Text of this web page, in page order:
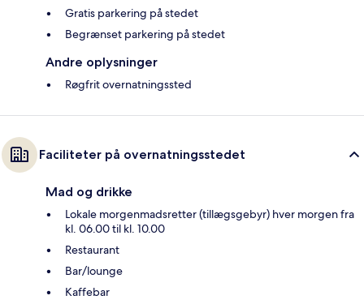
Gratis parkering på stedet
Begrænset parkering på stedet
Andre oplysninger
Røgfrit overnatningssted
Faciliteter på overnatningsstedet
Mad og drikke
Lokale morgenmadsretter (tillægsgebyr) hver morgen fra
kl. 06.00 til kl. 10.00
Restaurant
Bar/lounge
Kaffebar